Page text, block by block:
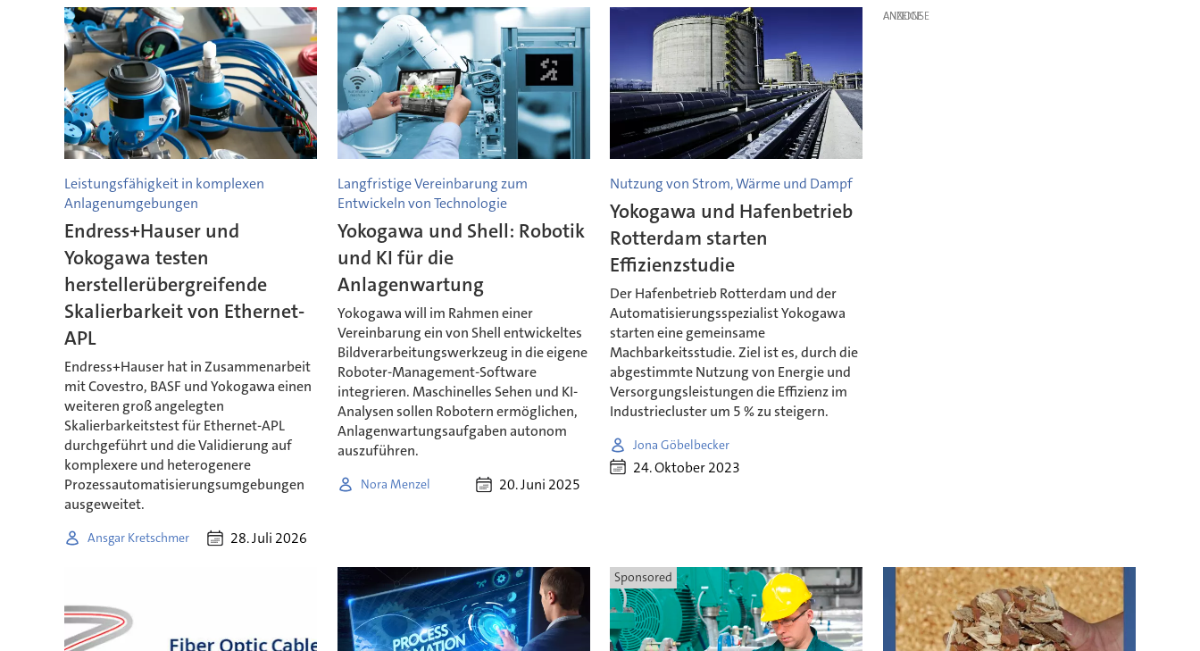
Leistungsfähigkeit in komplexen
Anlagenumgebungen
Endress+Hauser und
Yokogawa testen
herstellerübergreifende
Skalierbarkeit von Ethernet-
APL
Endress+Hauser hat in Zusammenarbeit
mit Covestro, BASF und Yokogawa einen
weiteren groß angelegten
Skalierbarkeitstest für Ethernet-APL
durchgeführt und die Validierung auf
komplexere und heterogenere
Prozessautomatisierungsumgebungen
ausgeweitet.
Ansgar Kretschmer 28. Juli 2026
Langfristige Vereinbarung zum
Entwickeln von Technologie
Yokogawa und Shell: Robotik
und KI für die
Anlagenwartung
Yokogawa will im Rahmen einer
Vereinbarung ein von Shell entwickeltes
Bildverarbeitungswerkzeug in die eigene
Roboter-Management-Software
integrieren. Maschinelles Sehen und KI-
Analysen sollen Robotern ermöglichen,
Anlagenwartungsaufgaben autonom
auszuführen.
Nora Menzel 20. Juni 2025
Nutzung von Strom, Wärme und Dampf
Yokogawa und Hafenbetrieb
Rotterdam starten
Effizienzstudie
Der Hafenbetrieb Rotterdam und der
Automatisierungsspezialist Yokogawa
starten eine gemeinsame
Machbarkeitsstudie. Ziel ist es, durch die
abgestimmte Nutzung von Energie und
Versorgungsleistungen die Effizienz im
Industriecluster um 5 % zu steigern.
Jona Göbelbecker
24. Oktober 2023
ANZEIGE
Sponsored